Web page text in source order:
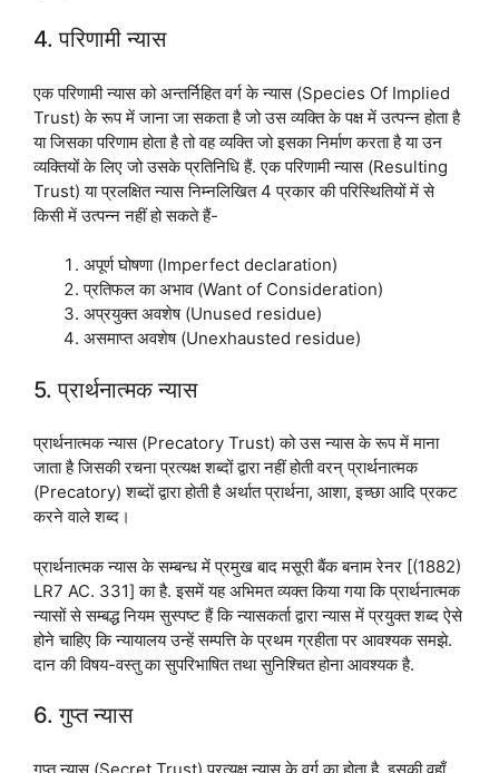
4. परिणामी न्यास
एक परिणामी न्यास को अन्तर्निहित वर्ग के न्यास (Species Of Implied
Trust) के रूप में जाना जा सकता है जो उस व्यक्ति के पक्ष में उत्पन्न होता है
या जिसका परिणाम होता है तो वह व्यक्ति जो इसका निर्माण करता है या उन
व्यक्तियों के लिए जो उसके प्रतिनिधि हैं. एक परिणामी न्यास (Resulting
Trust) या प्रलक्षित न्यास निम्नलिखित 4 प्रकार की परिस्थितियों में से
किसी में उत्पन्न नहीं हो सकते हैं-
अपूर्ण घोषणा (Imperfect declaration)
प्रतिफल का अभाव (Want of Consideration)
अप्रयुक्त अवशेष (Unused residue)
असमाप्त अवशेष (Unexhausted residue)
5. प्रार्थनात्मक न्यास
प्रार्थनात्मक न्यास (Precatory Trust) को उस न्यास के रूप में माना
जाता है जिसकी रचना प्रत्यक्ष शब्दों द्वारा नहीं होती वरन् प्रार्थनात्मक
(Precatory) शब्दों द्वारा होती है अर्थात प्रार्थना, आशा, इच्छा आदि प्रकट
करने वाले शब्द।
प्रार्थनात्मक न्यास के सम्बन्ध में प्रमुख बाद मसूरी बैंक बनाम रेनर [(1882)
LR7 AC. 331] का है. इसमें यह अभिमत व्यक्त किया गया कि प्रार्थनात्मक
न्यासों से सम्बद्ध नियम सुस्पष्ट हैं कि न्यासकर्ता द्वारा न्यास में प्रयुक्त शब्द ऐसे
होने चाहिए कि न्यायालय उन्हें सम्पत्ति के प्रथम ग्रहीता पर आवश्यक समझे.
दान की विषय-वस्तु का सुपरिभाषित तथा सुनिश्चित होना आवश्यक है.
6. गुप्त न्यास